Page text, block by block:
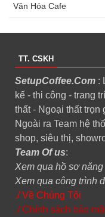
Văn Hóa Cafe
TT. CSKH
SetupCoffee.Com :
kế - thi công - trang
thất - Ngoại thất trọn
Ngoài ra Team hệ
shop, siêu thị,
Team Of us:
Xem qua hồ sơ
Xem qua công trình
./ Về Chúng Tôi
./ Chính sách bảo